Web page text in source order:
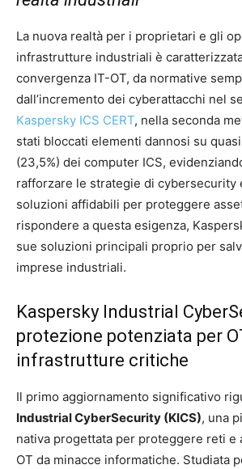
La nuova realtà per i proprietari e gli
infrastrutture industriali è
convergenza IT-OT, da normative
dall’incremento dei cyberattacchi nel
Kaspersky ICS CERT, nella seconda
stati bloccati elementi dannosi su
(23,5%) dei computer ICS,
rafforzare le strategie di cybersecurity
soluzioni affidabili per proteggere
rispondere a questa esigenza,
sue soluzioni principali proprio per
imprese industriali.
Kaspersky Industrial
protezione potenziata per
infrastrutture critiche
Il primo aggiornamento significativo
Industrial CyberSecurity (KICS), una
nativa progettata per proteggere reti e
OT da minacce informatiche. Studiata